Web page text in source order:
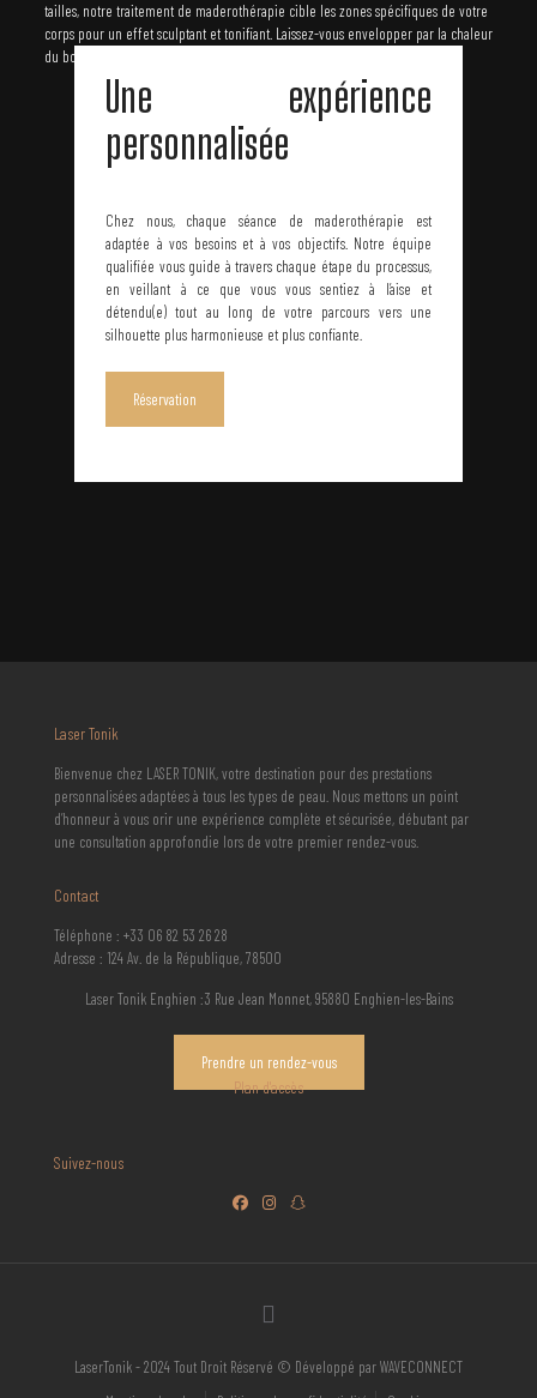
tailles, notre traitement de maderothérapie cible les zones spécifiques de votre
corps pour un effet sculptant et tonifiant. Laissez-vous envelopper par la chaleur
du bois et ressentez ses bienfaits apaisants sur votre peau.
Une expérience
personnalisée
Chez nous, chaque séance de maderothérapie est
adaptée à vos besoins et à vos objectifs. Notre équipe
qualifiée vous guide à travers chaque étape du processus,
en veillant à ce que vous vous sentiez à l’aise et
détendu(e) tout au long de votre parcours vers une
silhouette plus harmonieuse et plus confiante.
Réservation
Laser Tonik
Bienvenue chez LASER TONIK, votre destination pour des prestations
personnalisées adaptées à tous les types de peau. Nous mettons un point
d’honneur à vous orir une expérience complète et sécurisée, débutant par
une consultation approfondie lors de votre premier rendez-vous.
Contact
Téléphone : +33 06 82 53 26 28
Adresse : 124 Av. de la République, 78500
Laser Tonik Enghien :3 Rue Jean Monnet, 95880 Enghien-les-Bains
Prendre un rendez-vous
Plan d'accès
Suivez-nous
LaserTonik - 2024 Tout Droit Réservé © Développé par WAVECONNECT